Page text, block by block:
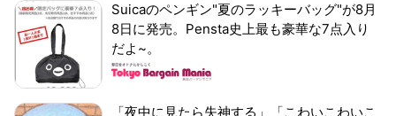
Suicaのペンギン"夏のラッキーバッグ"が8月
8日に発売。Pensta史上最も豪華な7点入り
だよ~。
「夜中に見たら失神する」「こわいこわいこ